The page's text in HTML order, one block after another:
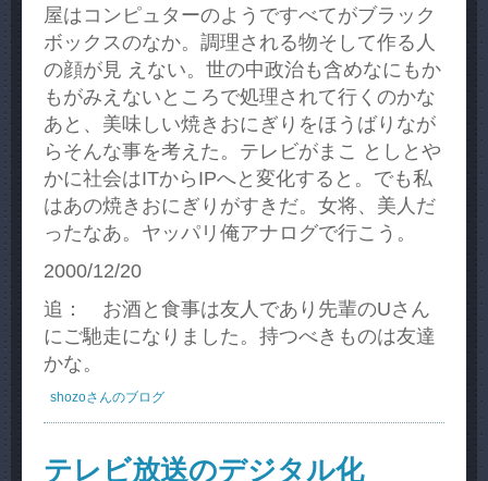
屋はコンピュターのようですべてがブラック
ボックスのなか。調理される物そして作る人
の顔が見 えない。世の中政治も含めなにもか
もがみえないところで処理されて行くのかな
あと、美味しい焼きおにぎりをほうばりなが
らそんな事を考えた。テレビがまこ としとや
かに社会はITからIPへと変化すると。でも私
はあの焼きおにぎりがすきだ。女将、美人だ
ったなあ。ヤッパリ俺アナログで行こう。
2000/12/20
追： お酒と食事は友人であり先輩のUさん
にご馳走になりました。持つべきものは友達
かな。
shozoさんのブログ
テレビ放送のデジタル化